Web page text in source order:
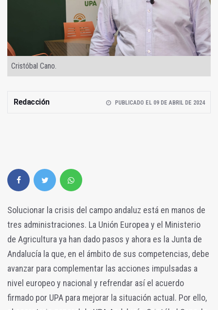
Cristóbal Cano.
Redacción PUBLICADO EL 09 DE ABRIL DE 2024
Solucionar la crisis del campo andaluz está en manos de
tres administraciones. La Unión Europea y el Ministerio
de Agricultura ya han dado pasos y ahora es la Junta de
Andalucía la que, en el ámbito de sus competencias, debe
avanzar para complementar las acciones impulsadas a
nivel europeo y nacional y refrendar así el acuerdo
firmado por UPA para mejorar la situación actual. Por ello,